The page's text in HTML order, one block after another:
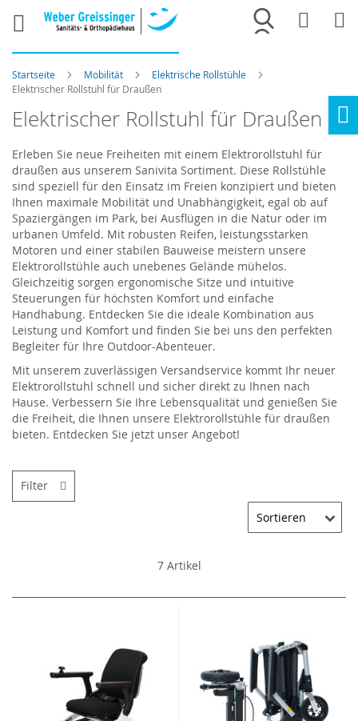
Merkliste
Startseite Mobilität
Elektrische Rollstühle
Elektrischer Rollstuhl für Draußen
Elektrischer Rollstuhl für Draußen
Erleben Sie neue Freiheiten mit einem Elektrorollstuhl für
draußen aus unserem Sanivita Sortiment. Diese Rollstühle
sind speziell für den Einsatz im Freien konzipiert und bieten
Ihnen maximale Mobilität und Unabhängigkeit, egal ob auf
Spaziergängen im Park, bei Ausflügen in die Natur oder im
urbanen Umfeld. Mit robusten Reifen, leistungsstarken
Motoren und einer stabilen Bauweise meistern unsere
Elektrorollstühle auch unebenes Gelände mühelos.
Gleichzeitig sorgen ergonomische Sitze und intuitive
Steuerungen für höchsten Komfort und einfache
Handhabung. Entdecken Sie die ideale Kombination aus
Leistung und Komfort und finden Sie bei uns den perfekten
Begleiter für Ihre Outdoor-Abenteuer.
Mit unserem zuverlässigen Versandservice kommt Ihr neuer
Elektrorollstuhl schnell und sicher direkt zu Ihnen nach
Hause. Verbessern Sie Ihre Lebensqualität und genießen Sie
die Freiheit, die Ihnen unsere Elektrorollstühle für draußen
bieten. Entdecken Sie jetzt unser Angebot!
7Artikel
Filter